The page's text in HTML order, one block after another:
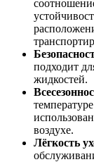
подходит
жидкостей.
воздухе.
Лёгкость